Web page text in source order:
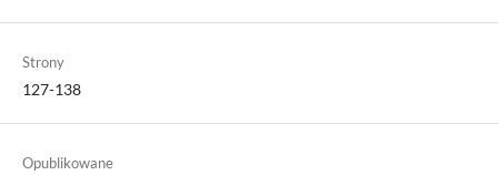
Strony
127-138
Opublikowane